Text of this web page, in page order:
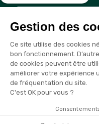
Vous pouvez vous
lien présent dans nos
Gestion des
Ce site utilise des cookies
bon fonctionnement.
de cookies peuvent être
améliorer votre expérience
de fréquentation du site.
C'est OK pour vous ?